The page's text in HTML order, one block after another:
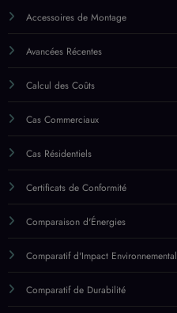
Accessoires de Montage
Avancées Récentes
Calcul des Coûts
Cas Commerciaux
Cas Résidentiels
Certificats de Conformité
Comparaison d'Énergies
Comparatif d'Impact Environnemental
Comparatif de Durabilité